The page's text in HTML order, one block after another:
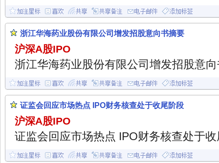
浙江华海药业股份有限公司增发招股意向书摘要
沪深A股IPO
浙江华海药业股份有限公司增发招股意
证监会回应市场热点 IPO财务核查处于收尾阶段
沪深A股IPO
证监会回应市场热点 IPO财务核查处于